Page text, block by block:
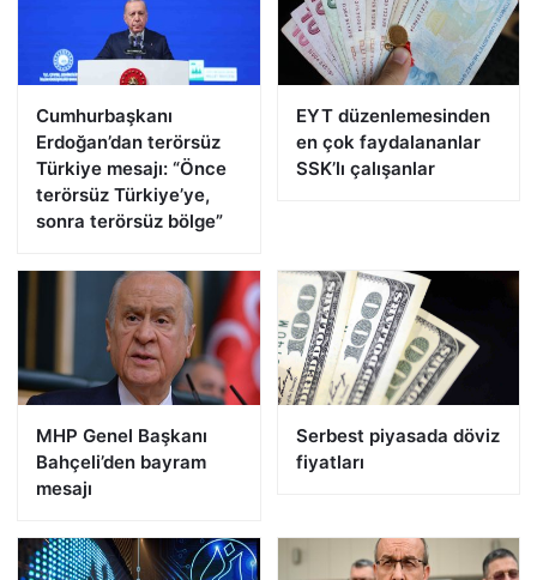
Cumhurbaşkanı
Erdoğan’dan terörsüz
Türkiye mesajı: “Önce
terörsüz Türkiye’ye,
sonra terörsüz bölge”
EYT düzenlemesinden
en çok faydalananlar
SSK’lı çalışanlar
MHP Genel Başkanı
Bahçeli’den bayram
mesajı
Serbest piyasada döviz
fiyatları